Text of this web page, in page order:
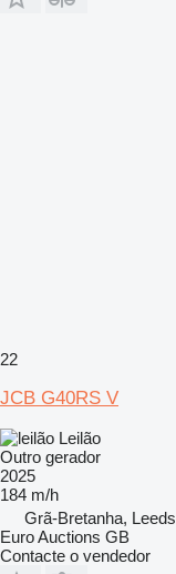
22
JCB G40RS V
Leilão
Outro gerador
2025
184 m/h
Grã-Bretanha, Leeds
Euro Auctions GB
Contacte o vendedor